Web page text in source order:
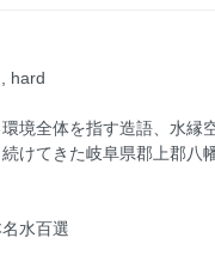
hard
境全体を指す造語、水縁空
けてきた岐阜県郡上郡八
水百選